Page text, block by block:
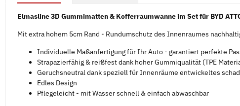
Elmasline 3D Gummimatten & Kofferraumwanne im Set für BYD
Mit extra hohem 5cm Rand - Rundumschutz des Innenraumes
Individuelle Maßanfertigung für Ihr Auto - garantiert perfekte
Strapazierfähig & reißfest dank hoher Gummiqualität (TPE
Geruchsneutral dank speziell für Innenräume entwickeltes
Edles Design
Pflegeleicht - mit Wasser schnell & einfach abwaschbar